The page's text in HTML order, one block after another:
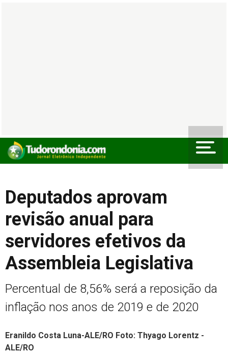
Deputados aprovam
revisão anual para
servidores efetivos da
Assembleia Legislativa
Percentual de 8,56% será a reposição da
inflação nos anos de 2019 e de 2020
Eranildo Costa Luna-ALE/RO Foto: Thyago Lorentz -
ALE/RO